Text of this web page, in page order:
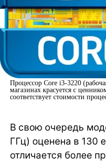
Процессор Core i3-3220
магазинах красуется с
соответствует стоимости
В свою очередь
ГГц) оценена в 130
отличается более